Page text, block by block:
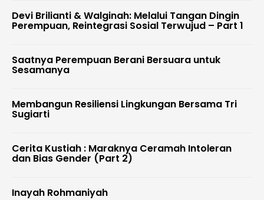
Devi Brilianti & Walginah: Melalui Tangan Dingin
Perempuan, Reintegrasi Sosial Terwujud – Part 1
Saatnya Perempuan Berani Bersuara untuk
Sesamanya
Membangun Resiliensi Lingkungan Bersama Tri
Sugiarti
Cerita Kustiah : Maraknya Ceramah Intoleran
dan Bias Gender (Part 2)
Inayah Rohmaniyah